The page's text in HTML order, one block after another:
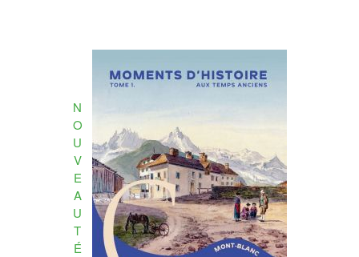
N
O
U
V
E
A
U
T
É